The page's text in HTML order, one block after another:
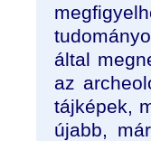
által
az
tájképek,
újabb,